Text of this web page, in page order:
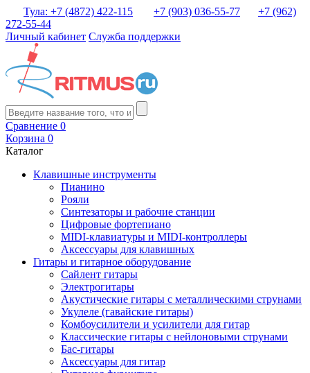
Тула: +7 (4872) 422-115 +7 (903) 036-55-77
+7 (962)
272-55-44
Личный кабинет Служба поддержки
Сравнение 0
Корзина 0
Каталог
Клавишные инструменты
Пианино
Рояли
Синтезаторы и рабочие станции
Цифровые фортепиано
MIDI-клавиатуры и MIDI-контроллеры
Аксессуары для клавишных
Гитары и гитарное оборудование
Сайлент гитары
Электрогитары
Акустические гитары с металлическими струнами
Укулеле (гавайские гитары)
Комбоусилители и усилители для гитар
Классические гитары с нейлоновыми струнами
Бас-гитары
Аксессуары для гитар